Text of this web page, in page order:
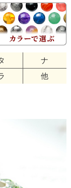
ナ
他